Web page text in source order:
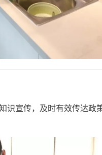
识宣传，及时有效传达政